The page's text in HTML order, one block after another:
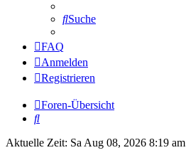
Suche
FAQ
Anmelden
Registrieren
Foren-Übersicht
Suche
Aktuelle Zeit: Sa Aug 08, 2026 8:19 am